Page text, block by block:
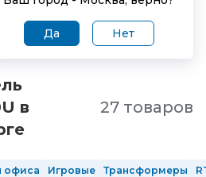
Да Нет
ноутбуки Ноутбуки
в
27 товаров
офиса Игровые Трансформеры